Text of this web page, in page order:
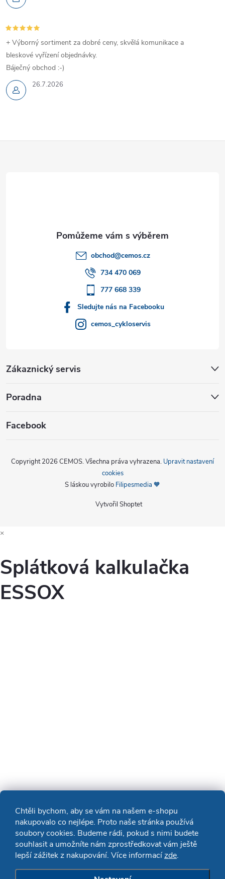
Chtěli bychom, aby se vám na našem e-shopu
nakupovalo co nejlépe. Proto naše stránka používá
soubory cookies. Budeme rádi, pokud s nimi budete
souhlasit a umožníte nám zprostředkovat vám ještě
lepší zážitek z nakupování. Více informacízde.
26.7.2026
+ Výborný sortiment za dobré ceny, skvělá komunikace a
bleskové vyřízení objednávky.
Báječný obchod :-)
obchod@cemos.cz
734 470 069
777 668 339
Sledujte nás na Facebooku
cemos_cykloservis
Zákaznický servis
Poradna
Facebook
Vytvořil Shoptet
Copyright 2026 CEMOS. Všechna práva vyhrazena. Upravit nastavení
cookies
S láskou vyrobilo Filipesmedia 🧡
×
Splátková kalkulačka
ESSOX